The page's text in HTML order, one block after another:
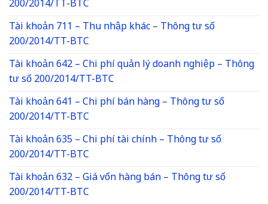
200/2014/TT-BTC
Tài khoản 711 – Thu nhập khác – Thông tư số
200/2014/TT-BTC
Tài khoản 642 – Chi phí quản lý doanh nghiệp – Thông
tư số 200/2014/TT-BTC
Tài khoản 641 – Chi phí bán hàng – Thông tư số
200/2014/TT-BTC
Tài khoản 635 – Chi phí tài chính – Thông tư số
200/2014/TT-BTC
Tài khoản 632 – Giá vốn hàng bán – Thông tư số
200/2014/TT-BTC